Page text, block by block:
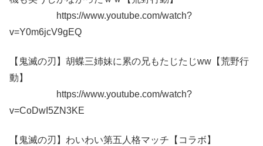
https://www.youtube.com/watch?
v=Y0m6jcV9gEQ
【鬼滅の刃】胡蝶三姉妹に累の兄もたじたじww【荒野行
動】
https://www.youtube.com/watch?
v=CoDwI5ZN3KE
【鬼滅の刃】わいわい第五人格マッチ【コラボ】